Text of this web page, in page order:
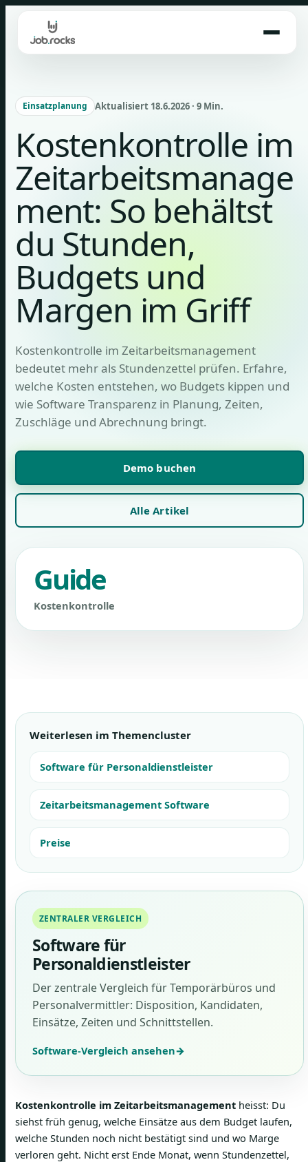
content
Einsatzplanung Aktualisiert 18.6.2026 · 9 Min.
Kostenkontrolle im
Zeitarbeitsmanage
ment: So behältst
du Stunden,
Budgets und
Margen im Griff
Kostenkontrolle im Zeitarbeitsmanagement
bedeutet mehr als Stundenzettel prüfen. Erfahre,
welche Kosten entstehen, wo Budgets kippen und
wie Software Transparenz in Planung, Zeiten,
Zuschläge und Abrechnung bringt.
Demo buchen
Alle Artikel
Guide
Kostenkontrolle
Weiterlesen im Themencluster
Software für Personaldienstleister
Zeitarbeitsmanagement Software
Preise
ZENTRALER VERGLEICH
Software für
Personaldienstleister
Der zentrale Vergleich für Temporärbüros und
Personalvermittler: Disposition, Kandidaten,
Einsätze, Zeiten und Schnittstellen.
Software-Vergleich ansehen→
Kostenkontrolle im Zeitarbeitsmanagement heisst: Du
siehst früh genug, welche Einsätze aus dem Budget laufen,
welche Stunden noch nicht bestätigt sind und wo Marge
verloren geht. Nicht erst Ende Monat, wenn Stundenzettel,